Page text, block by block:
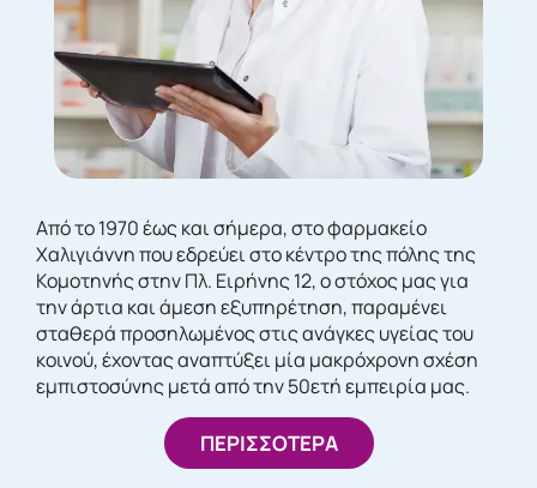
Από το 1970 έως και σήμερα, στο φαρμακείο
Χαλιγιάννη που εδρεύει στο κέντρο της πόλης της
Κομοτηνής στην Πλ. Ειρήνης 12, ο στόχος μας για
την άρτια και άμεση εξυπηρέτηση, παραμένει
σταθερά προσηλωμένος στις ανάγκες υγείας του
κοινού, έχοντας αναπτύξει μία μακρόχρονη σχέση
εμπιστοσύνης μετά από την 50ετή εμπειρία μας.
ΠΕΡΙΣΣΟΤΕΡΑ